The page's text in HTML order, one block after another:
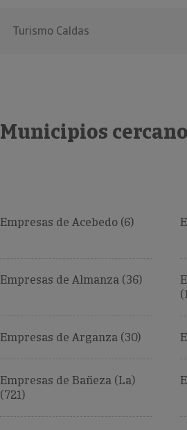
Turismo Caldas
Municipios
Empresas de Acebedo (6)
Empresas de Almanza (36)
Empresas de Arganza (30)
Empresas de Bañeza (La)
(721)